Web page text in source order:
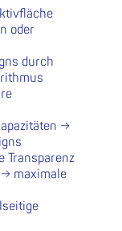
oder
durch
→
Transparenz
maximale